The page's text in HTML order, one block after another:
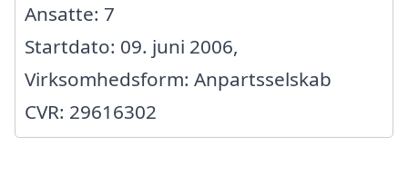
Ansatte: 7
Startdato: 09. juni 2006,
Virksomhedsform: Anpartsselskab
CVR: 29616302